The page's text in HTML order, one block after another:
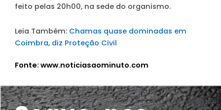
feito pelas 20h00, na sede do organismo.
Leia Também: Chamas quase dominadas em
Coimbra, diz Proteção Civil
Fonte: www.noticiasaominuto.com